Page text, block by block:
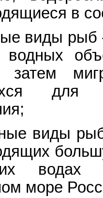
в
виды рыб
водных
затем
виды
море